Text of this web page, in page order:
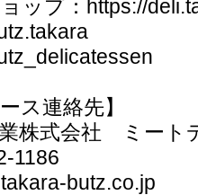
ップ：https://
ス連絡先】
株式会社 ミート
1186
butz.co.jp